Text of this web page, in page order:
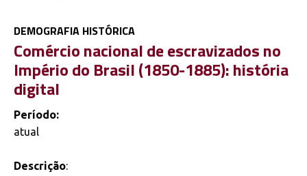
DEMOGRAFIA HISTÓRICA
Comércio nacional de escravizados no
Império do Brasil (1850-1885): história
digital
Período:
atual
Descrição: